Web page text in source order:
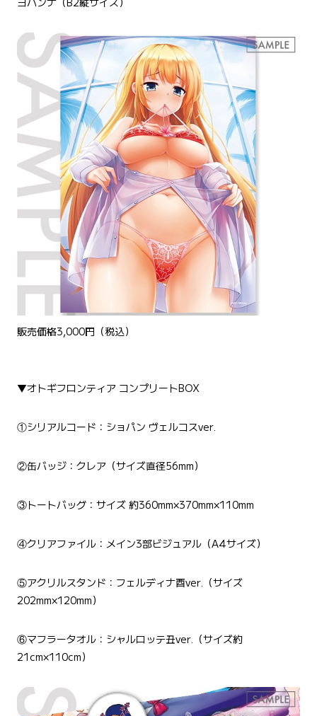
販売価格3,000円（税込）
▼オトギフロンティア コンプリートBOX
①シリアルコード：ショパン ヴェルコスver.
②缶バッジ：クレア（サイズ直径56mm）
③トートバッグ：サイズ 約360mm×370mm×110mm
④クリアファイル：メイン3部ビジュアル（A4サイズ）
⑤アクリルスタンド：フェルディナ酉ver.（サイズ
202mm×120mm）
⑥マフラータオル：シャルロッテ丑ver.（サイズ約
21cm×110cm）